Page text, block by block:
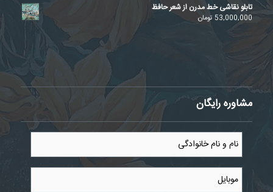
تابلو نقاشی خط مدرن از شعر حافظ
53,000,000 تومان
مشاوره رایگان
نام
نام
خانوادگی
موبایل